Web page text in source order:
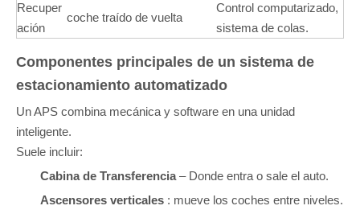
Recuper
ación
coche traído de vuelta
Control computarizado,
sistema de colas.
Componentes principales de un sistema de
estacionamiento automatizado
Un APS combina mecánica y software en una unidad
inteligente.
Suele incluir:
Cabina de Transferencia– Donde entra o sale el auto.
Ascensores verticales : mueve los coches entre niveles.